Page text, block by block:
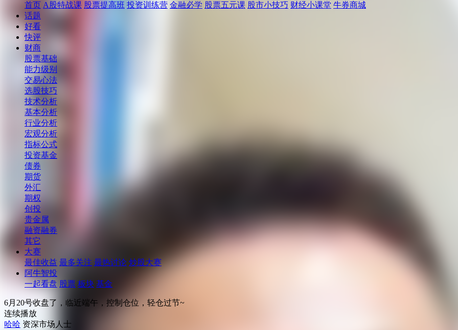
首页 A股特战课 股票提高班 投资训练营 金融必学 股票五元课 股市小技巧 财经小课堂 牛券商城
话题
好看
快评
财商
股票基础
能力级别
交易心法
选股技巧
技术分析
基本分析
行业分析
宏观分析
指标公式
投资基金
债券
期货
外汇
期权
创投
贵金属
融资融券
其它
大赛
最佳收益 最多关注 最热讨论 炒股大赛
阿牛智投
一起看盘 股票 板块 基金
6月20号收盘了，临近端午，控制仓位，轻仓过节~
连续播放
哈哈 资深市场人士